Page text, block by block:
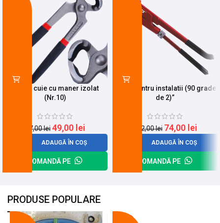
Cleste cuie cu maner izolat
(Nr.10)
57,00lei 49,00 lei
ADAUGĂ ÎN COȘ
COMANDĂ PE
Mops pentru instalatii (90 grade
de 2)”
102,00lei 74,00 lei
ADAUGĂ ÎN COȘ
COMANDĂ PE
PRODUSE POPULARE